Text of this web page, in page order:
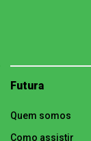
Futura
Quem somos
Como assistir